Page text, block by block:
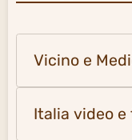
Vicino e
Italia video e